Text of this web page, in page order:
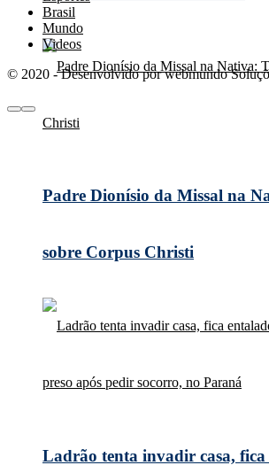
Padre Dionísio da Missal na
sobre Corpus Christi
Ladrão tenta invadir casa, fica
Brasil
Mundo
Videos
© 2020 - Desenvolvido por webmundo